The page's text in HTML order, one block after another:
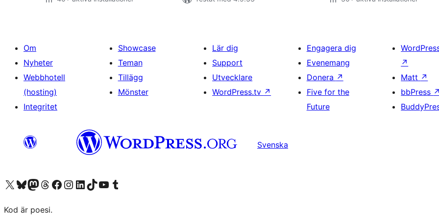
Om
Nyheter
Webbhotell
(hosting)
Integritet
Showcase
Teman
Tillägg
Mönster
Lär dig
Support
Utvecklare
WordPress.tv ↗
Engagera dig
Evenemang
Donera ↗
Five for the
Future
↗
Matt ↗
bbPress ↗
Svenska
Besök vår X-konto (f.d. Twitter)
Besök vårt Bluesky-konto
Besök vårt Mastodon-konto
Besök vårt Thread-konto
Besök vår Facebook-sidaBesök vårt Instagram-konto
Besök vårt LinkedIn-konto
Besök vårt TikTok-konto
Besök vår YouTube-kanalBesök vårt Tumblr-konto
Kod är poesi.